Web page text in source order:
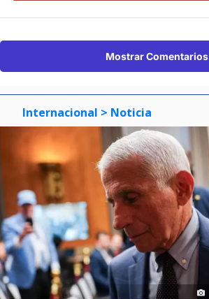
Mostrar Comentarios
Internacional > Noticia